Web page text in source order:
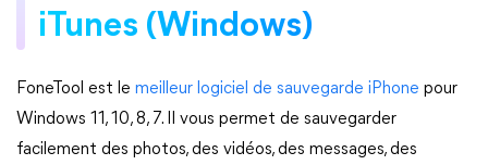
iTunes (Windows)
FoneTool est le meilleur logiciel de sauvegarde iPhone pour
Windows 11, 10, 8, 7. Il vous permet de sauvegarder
facilement des photos, des vidéos, des messages, des